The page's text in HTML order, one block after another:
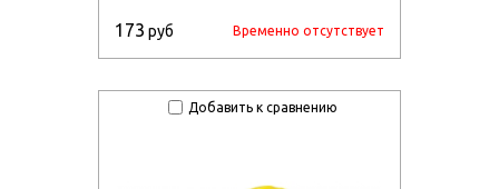
173 руб Временно отсутствует
Добавить к сравнению